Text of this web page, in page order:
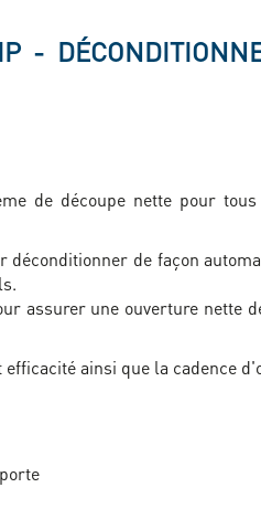
-
de découpe nette pour
déconditionner de façon
assurer une ouverture nette
ainsi que la cadence